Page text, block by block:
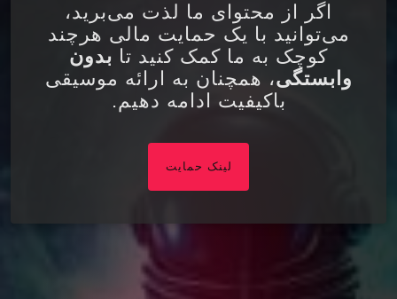
اگر از محتوای ما لذت می‌برید،
می‌توانید با یک حمایت مالی هرچند
کوچک به ما کمک کنید تا بدون
وابستگی، همچنان به ارائه موسیقی
باکیفیت ادامه دهیم.
لینک حمایت